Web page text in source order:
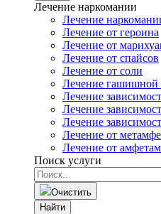
Лечение наркомании
Лечение
Лечение от героина
Лечение от
Лечение от спайсов
Лечение от соли
Лечение гашишной
Лечение
Лечение
Лечение
Лечение от
Лечение от
Поиск услуги
Очистить
Найти